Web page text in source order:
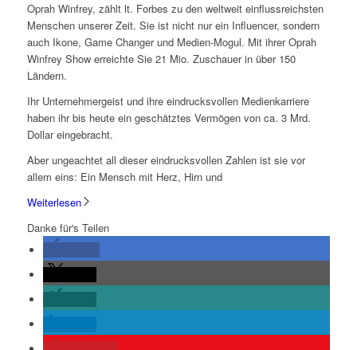
Oprah Winfrey, zählt lt. Forbes zu den weltweit einflussreichsten
Menschen unserer Zeit. Sie ist nicht nur ein Influencer, sondern
auch Ikone, Game Changer und Medien-Mogul. Mit ihrer Oprah
Winfrey Show erreichte Sie 21 Mio. Zuschauer in über 150
Ländern.
Ihr Unternehmergeist und ihre eindrucksvollen Medienkarriere
haben ihr bis heute ein geschätztes Vermögen von ca. 3 Mrd.
Dollar eingebracht.
Aber ungeachtet all dieser eindrucksvollen Zahlen ist sie vor
allem eins: Ein Mensch mit Herz, Hirn und
Weiterlesen
Danke für's Teilen